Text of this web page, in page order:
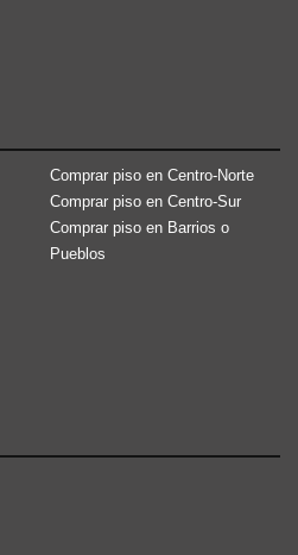
Comprar piso en Centro-Norte
Comprar piso en Centro-Sur
Comprar piso en Barrios o
Pueblos